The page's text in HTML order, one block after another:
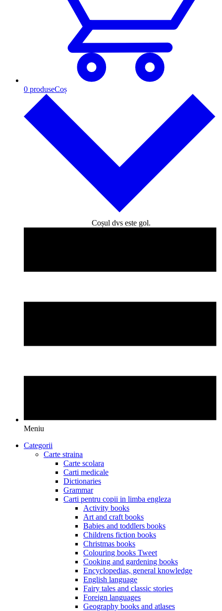
0 produseCoș
Coșul dvs este gol.
Meniu
Categorii
Carte straina
Carte scolara
Carti medicale
Dictionaries
Grammar
Carti pentru copii in limba engleza
Activity books
Art and craft books
Babies and toddlers books
Childrens fiction books
Christmas books
Colouring books Tweet
Cooking and gardening books
Encyclopedias, general knowledge
English language
Fairy tales and classic stories
Foreign languages
Geography books and atlases